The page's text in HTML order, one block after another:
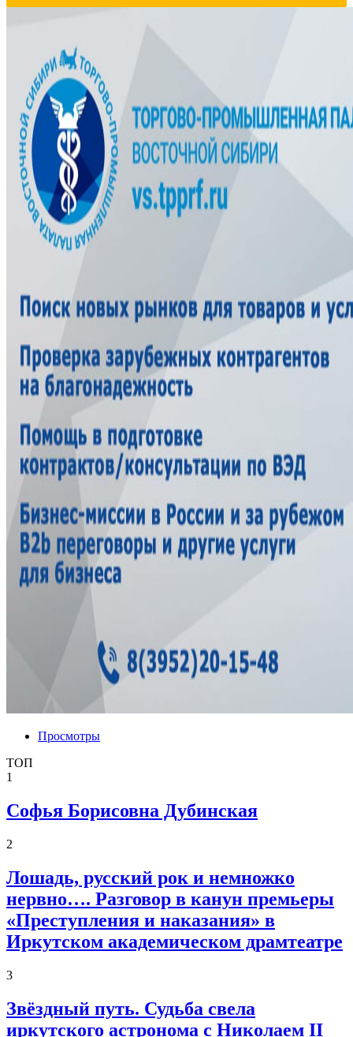
Просмотры
ТОП
1
Софья Борисовна Дубинская
2
Лошадь, русский рок и немножко
нервно…. Разговор в канун премьеры
«Преступления и наказания» в
Иркутском академическом драмтеатре
3
Звёздный путь. Судьба свела
иркутского астронома с Николаем II